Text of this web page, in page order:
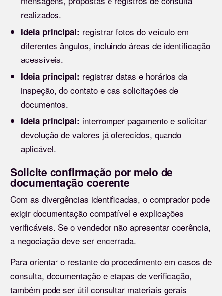
realizados.
Ideia principal: registrar fotos do veículo em
diferentes ângulos, incluindo áreas de identificação
acessíveis.
Ideia principal: registrar datas e horários da
inspeção, do contato e das solicitações de
documentos.
Ideia principal: interromper pagamento e solicitar
devolução de valores já oferecidos, quando
aplicável.
Solicite confirmação por meio de
documentação coerente
Com as divergências identificadas, o comprador pode
exigir documentação compatível e explicações
verificáveis. Se o vendedor não apresentar coerência,
a negociação deve ser encerrada.
Para orientar o restante do procedimento em casos de
consulta, documentação e etapas de verificação,
também pode ser útil consultar materiais gerais